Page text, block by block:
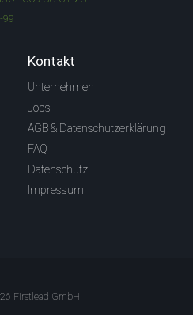
99
Kontakt
Unternehmen
Jobs
AGB & Datenschutzerklärung
FAQ
Datenschutz
Impressum
Firstlead GmbH